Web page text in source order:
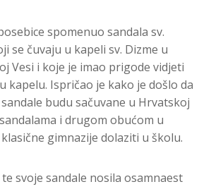
spomenuo sandala sv.
se čuvaju u kapeli sv. Dizme u
Vesi i koje je imao prigode vidjeti
kapelu. Ispričao je kako je došlo da
budu sačuvane u Hrvatskoj
i drugom obućom u
gimnazije dolaziti u školu.
svoje sandale nosila osamnaest